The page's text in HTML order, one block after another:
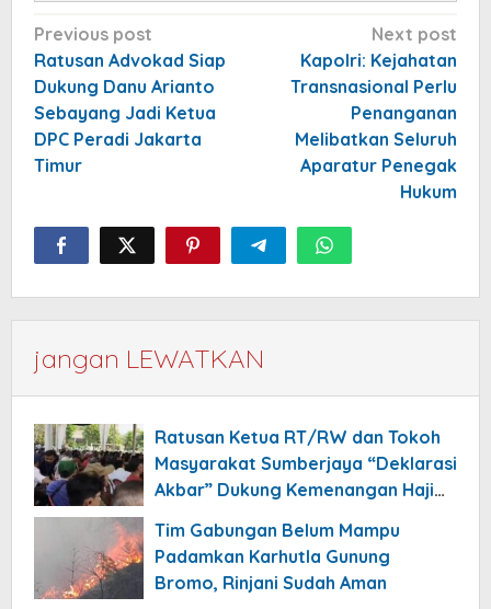
Post
navigation
Previous post
Ratusan Advokad Siap
Dukung Danu Arianto
Sebayang Jadi Ketua
DPC Peradi Jakarta
Timur
Next post
Kapolri: Kejahatan
Transnasional Perlu
Penanganan
Melibatkan Seluruh
Aparatur Penegak
Hukum
jangan LEWATKAN
Ratusan Ketua RT/RW dan Tokoh
Masyarakat Sumberjaya “Deklarasi
Akbar” Dukung Kemenangan Haji
Tim Gabungan Belum Mampu
Padamkan Karhutla Gunung
Bromo, Rinjani Sudah Aman